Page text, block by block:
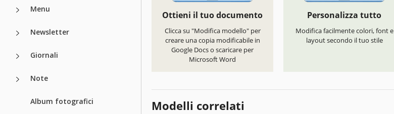
Menu
Newsletter
Giornali
Note
Album fotografici
Ottieni il tuo documento
Clicca su "Modifica modello" per
creare una copia modificabile in
Google Docs o scaricare per
Microsoft Word
Personalizza tutto
Modifica facilmente colori, font e
layout secondo il tuo stile
Modelli correlati